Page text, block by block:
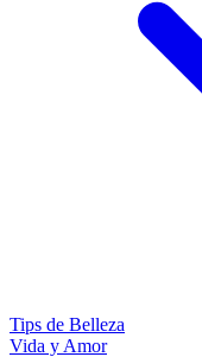
Tips de Belleza
Vida y Amor